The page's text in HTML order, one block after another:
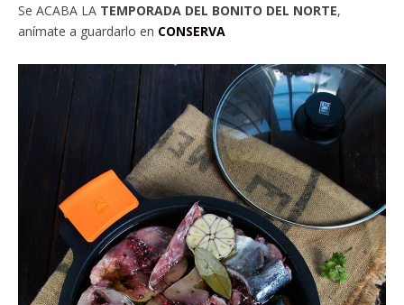
Se ACABA LA TEMPORADA DEL BONITO DEL NORTE,
anímate a guardarlo en CONSERVA